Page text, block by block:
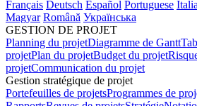
Français Deutsch Español Portuguese
Magyar Română Українська
GESTION DE PROJET
Planning du projetDiagramme de Gantt
projetPlan du projetBudget du projet
projetCommunication du projet
Gestion stratégique de projet
Portefeuilles de projetsProgrammes de